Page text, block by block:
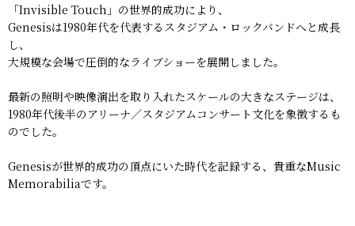
「Invisible Touch」の世界的成功により、
Genesisは1980年代を代表するスタジアム・ロックバンドへと成長
し、
大規模な会場で圧倒的なライブショーを展開しました。
最新の照明や映像演出を取り入れたスケールの大きなステージは、
1980年代後半のアリーナ／スタジアムコンサート文化を象徴するも
のでした。
Genesisが世界的成功の頂点にいた時代を記録する、貴重なMusic
Memorabiliaです。